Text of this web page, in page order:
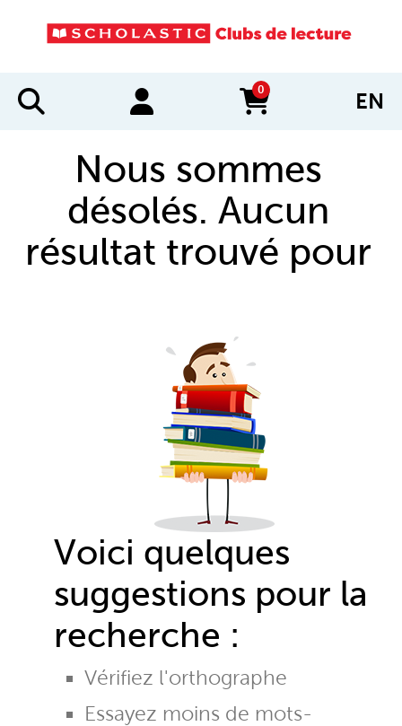
0
items in cart EN
Nous sommes
désolés. Aucun
résultat trouvé pour
Voici quelques
suggestions pour la
recherche :
Vérifiez l'orthographe
Essayez moins de mots-